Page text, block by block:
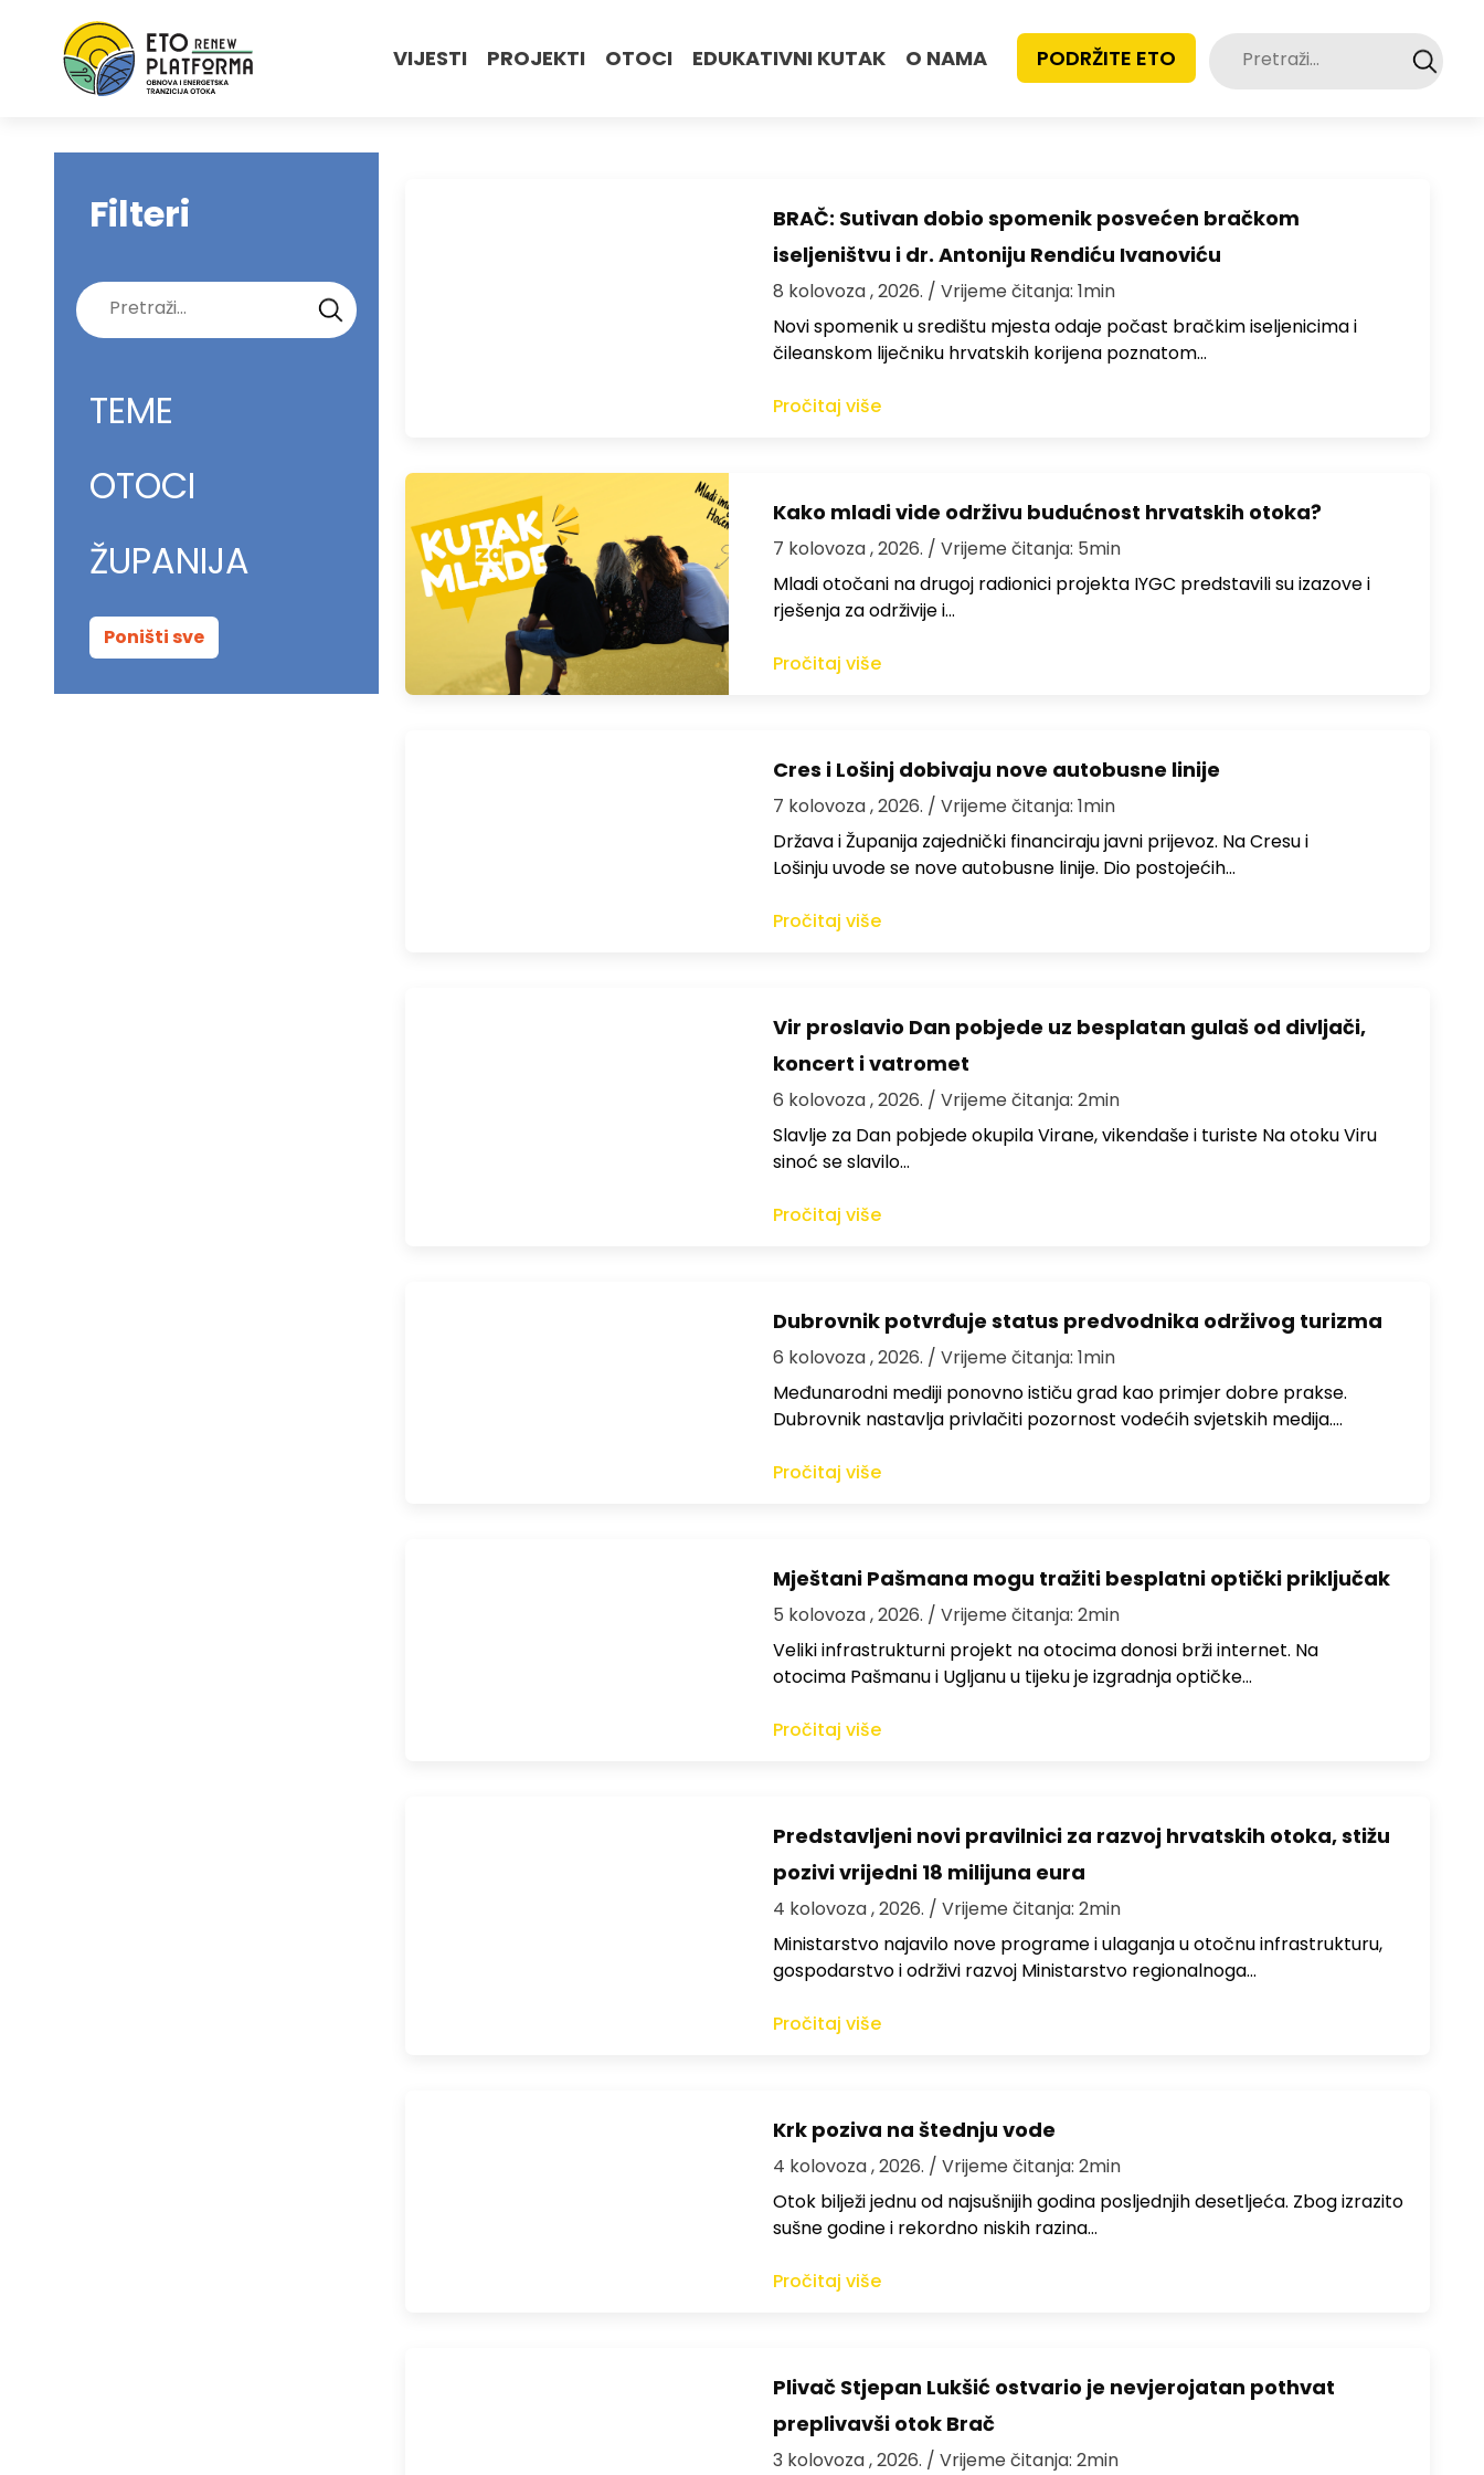
VIJESTI PROJEKTI OTOCI EDUKATIVNI KUTAK O NAMA PODRŽITE ETO Pretraži:
Filteri
Pretraži:
TEME
OTOCI
ŽUPANIJA
Poništi sve
BRAČ: Sutivan dobio spomenik posvećen bračkom
iseljeništvu i dr. Antoniju Rendiću Ivanoviću
8 kolovoza , 2026. / Vrijeme čitanja: 1min
Novi spomenik u središtu mjesta odaje počast bračkim iseljenicima i
čileanskom liječniku hrvatskih korijena poznatom…
Pročitaj više
Kako mladi vide održivu budućnost hrvatskih otoka?
7 kolovoza , 2026. / Vrijeme čitanja: 5min
Mladi otočani na drugoj radionici projekta IYGC predstavili su izazove i
rješenja za održivije i…
Pročitaj više
Cres i Lošinj dobivaju nove autobusne linije
7 kolovoza , 2026. / Vrijeme čitanja: 1min
Država i Županija zajednički financiraju javni prijevoz. Na Cresu i
Lošinju uvode se nove autobusne linije. Dio postojećih…
Pročitaj više
Vir proslavio Dan pobjede uz besplatan gulaš od divljači,
koncert i vatromet
6 kolovoza , 2026. / Vrijeme čitanja: 2min
Slavlje za Dan pobjede okupila Virane, vikendaše i turiste Na otoku Viru
sinoć se slavilo…
Pročitaj više
Dubrovnik potvrđuje status predvodnika održivog turizma
6 kolovoza , 2026. / Vrijeme čitanja: 1min
Međunarodni mediji ponovno ističu grad kao primjer dobre prakse.
Dubrovnik nastavlja privlačiti pozornost vodećih svjetskih medija.…
Pročitaj više
Mještani Pašmana mogu tražiti besplatni optički priključak
5 kolovoza , 2026. / Vrijeme čitanja: 2min
Veliki infrastrukturni projekt na otocima donosi brži internet. Na
otocima Pašmanu i Ugljanu u tijeku je izgradnja optičke…
Pročitaj više
Predstavljeni novi pravilnici za razvoj hrvatskih otoka, stižu
pozivi vrijedni 18 milijuna eura
4 kolovoza , 2026. / Vrijeme čitanja: 2min
Ministarstvo najavilo nove programe i ulaganja u otočnu infrastrukturu,
gospodarstvo i održivi razvoj Ministarstvo regionalnoga…
Pročitaj više
Krk poziva na štednju vode
4 kolovoza , 2026. / Vrijeme čitanja: 2min
Otok bilježi jednu od najsušnijih godina posljednjih desetljeća. Zbog izrazito
sušne godine i rekordno niskih razina…
Pročitaj više
Plivač Stjepan Lukšić ostvario je nevjerojatan pothvat
preplivavši otok Brač
3 kolovoza , 2026. / Vrijeme čitanja: 2min